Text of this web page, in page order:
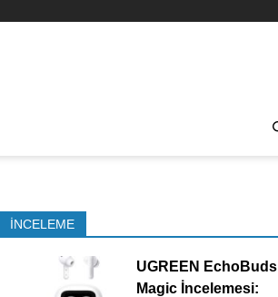
İNCELEME
UGREEN EchoBuds
Magic İncelemesi: